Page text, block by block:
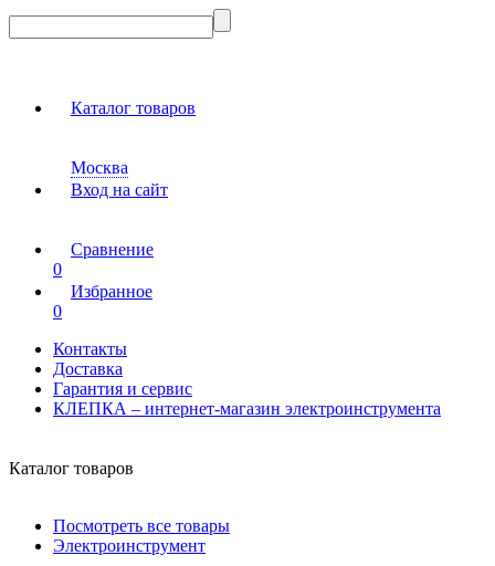
Каталог товаров
Москва
Вход на сайт
Сравнение
0
Избранное
0
Контакты
Доставка
Гарантия и сервис
КЛЕПКА – интернет-магазин электроинструмента
Каталог товаров
Посмотреть все товары
Электроинструмент